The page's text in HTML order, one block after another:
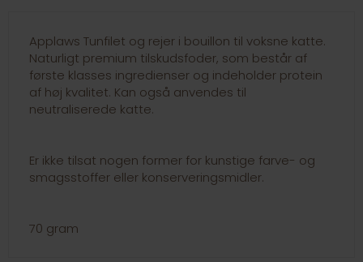
Applaws Tunfilet og rejer i bouillon til voksne katte.
Naturligt premium tilskudsfoder, som består af
første klasses ingredienser og indeholder protein
af høj kvalitet. Kan også anvendes til
neutraliserede katte.
Er ikke tilsat nogen former for kunstige farve- og
smagsstoffer eller konserveringsmidler.
70 gram